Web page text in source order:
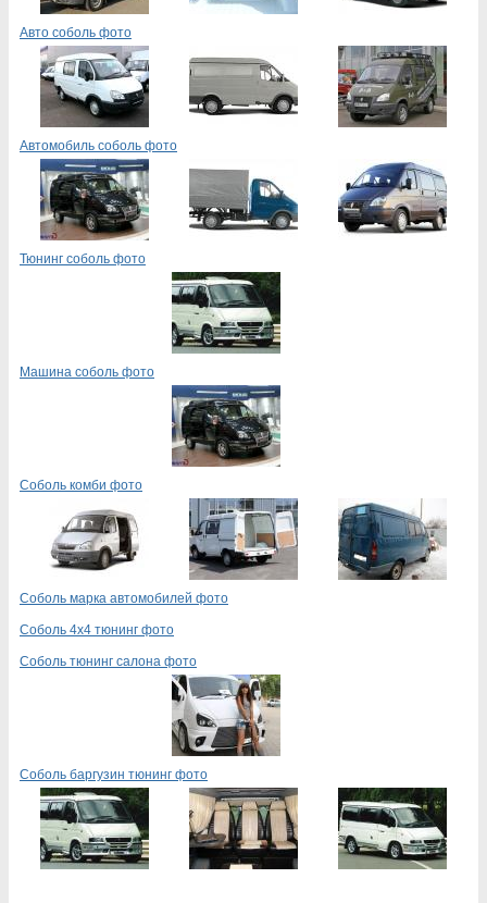
Авто соболь фото
Автомобиль соболь фото
Тюнинг соболь фото
Машина соболь фото
Соболь комби фото
Соболь марка автомобилей фото
Соболь 4х4 тюнинг фото
Соболь тюнинг салона фото
Соболь баргузин тюнинг фото